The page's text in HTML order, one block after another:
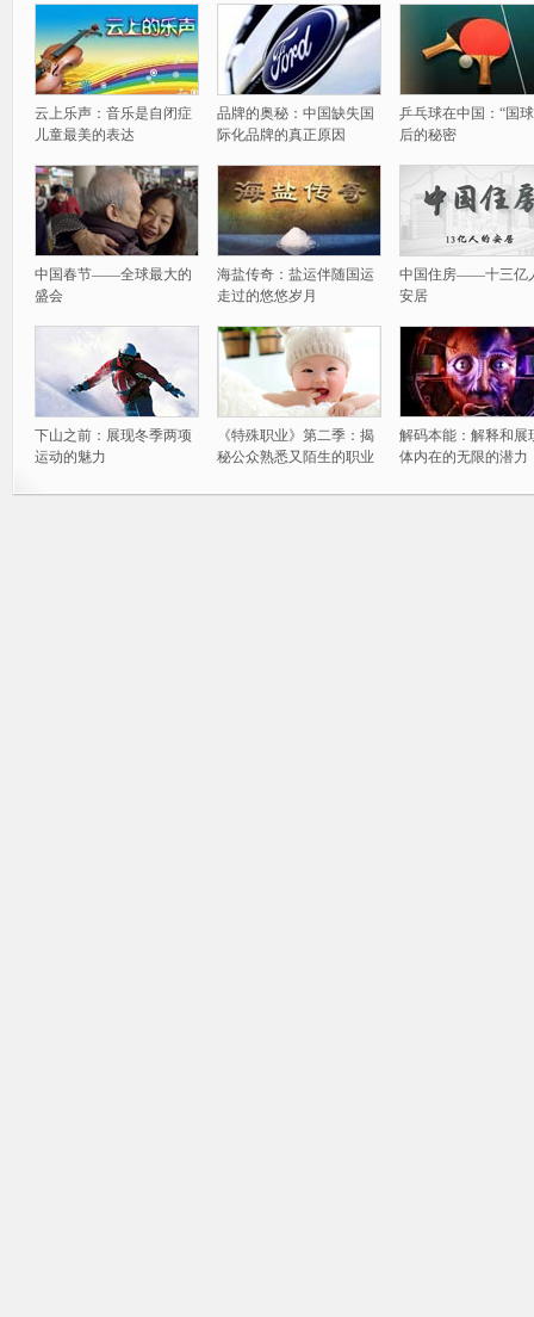
云上乐声：音乐是自闭症
儿童最美的表达
品牌的奥秘：中国缺失国
际化品牌的真正原因
乒乓球在中国：“国
后的秘密
中国春节——全球最大的
盛会
海盐传奇：盐运伴随国运
走过的悠悠岁月
中国住房——十三亿
安居
下山之前：展现冬季两项
运动的魅力
《特殊职业》第二季：揭
秘公众熟悉又陌生的职业
解码本能：解释和展
体内在的无限的潜力